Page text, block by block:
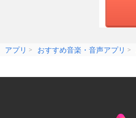
アプリ おすすめ音楽・音声アプリ